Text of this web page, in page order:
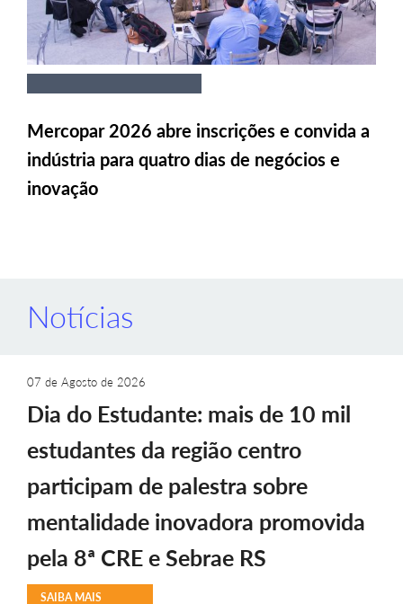
Mercopar 2026 abre inscrições e convida a
indústria para quatro dias de negócios e
inovação
Notícias
07 de Agosto de 2026
Dia do Estudante: mais de 10 mil
estudantes da região centro
participam de palestra sobre
mentalidade inovadora promovida
pela 8ª CRE e Sebrae RS
SAIBA MAIS